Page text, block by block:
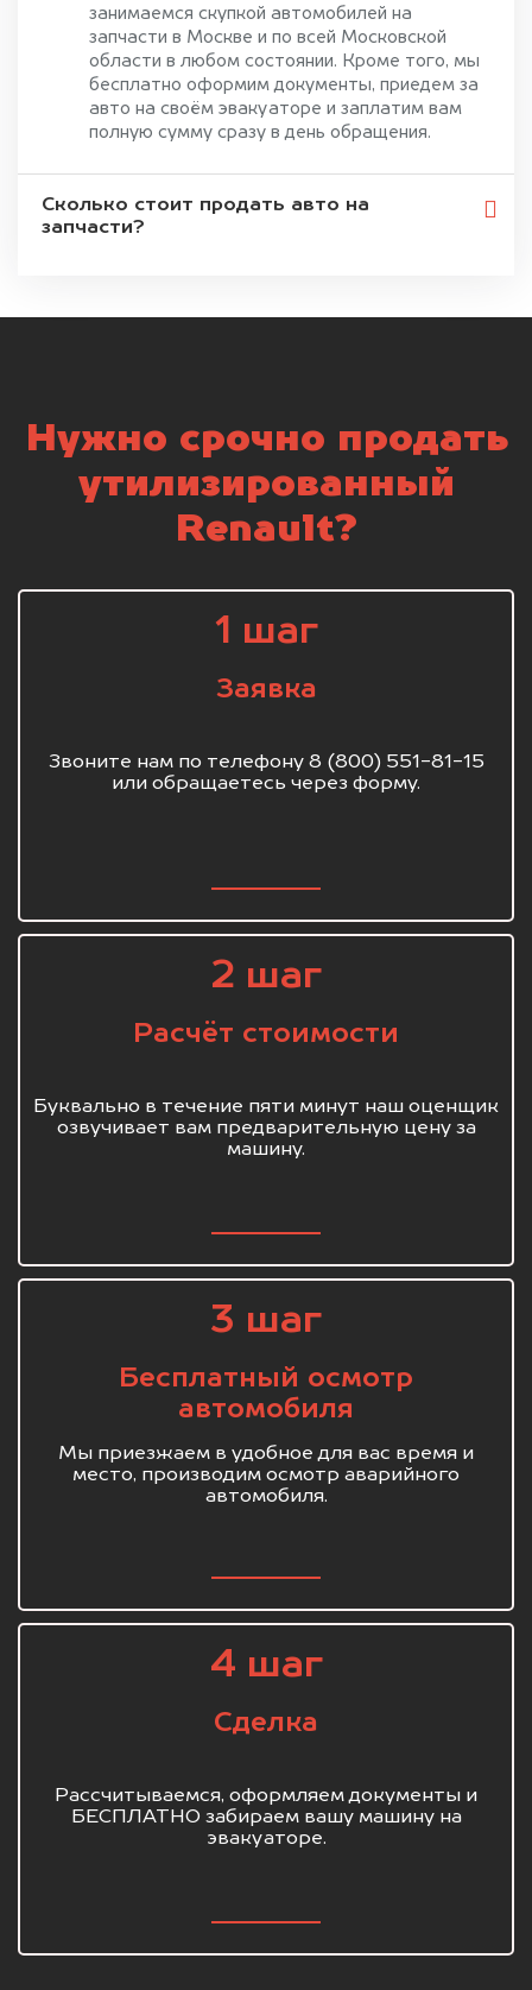
занимаемся скупкой автомобилей на
запчасти в Москве и по всей Московской
области в любом состоянии. Кроме того, мы
бесплатно оформим документы, приедем за
авто на своём эвакуаторе и заплатим вам
полную сумму сразу в день обращения.
Сколько стоит продать авто на
запчасти?
Нужно срочно продать
утилизированный
Renault?
1 шаг
Заявка
Звоните нам по телефону 8 (800) 551-81-15
или обращаетесь через форму.
2 шаг
Расчёт стоимости
Буквально в течение пяти минут наш оценщик
озвучивает вам предварительную цену за
машину.
3 шаг
Бесплатный осмотр
автомобиля
Мы приезжаем в удобное для вас время и
место, производим осмотр аварийного
автомобиля.
4 шаг
Сделка
Рассчитываемся, оформляем документы и
БЕСПЛАТНО забираем вашу машину на
эвакуаторе.